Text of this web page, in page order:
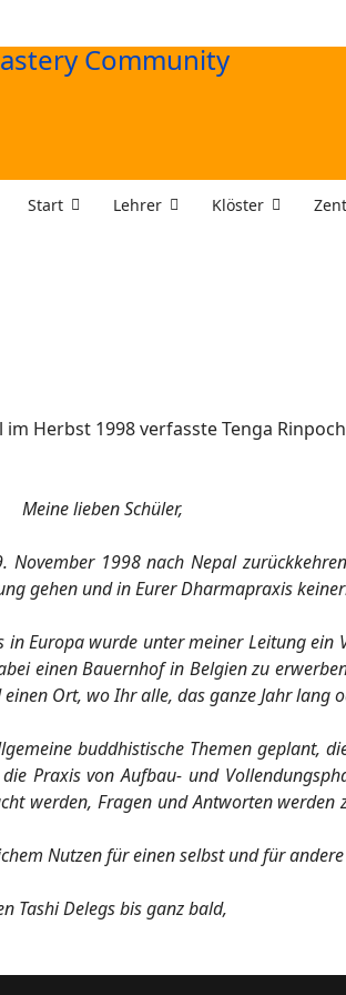
Start Lehrer Klöster
Herbst 1998 verfasste Tenga
Meine lieben Schüler,
1998 nach Nepal
gehen und in Eurer Dharmapraxis
in Europa wurde unter meiner Leitung
einen Bauernhof in Belgien zu
Ort, wo Ihr alle, das ganze Jahr
buddhistische Themen geplant,
Praxis von Aufbau- und
werden, Fragen und Antworten
Nutzen für einen selbst und für
Tashi Delegs bis ganz bald,